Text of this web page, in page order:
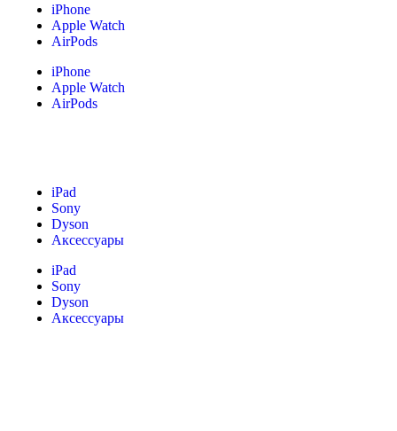
iPhone
Apple Watch
AirPods
iPhone
Apple Watch
AirPods
iPad
Sony
Dyson
Аксессуары
iPad
Sony
Dyson
Аксессуары